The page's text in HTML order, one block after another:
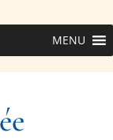
MENU